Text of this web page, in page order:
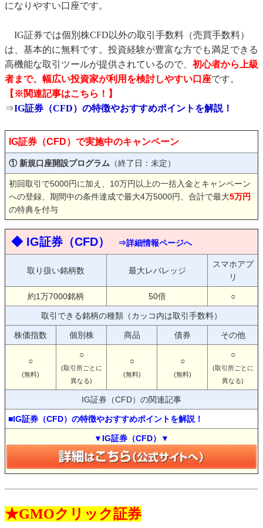
になりやすい口座です。
IG証券では個別株CFD以外の取引手数料（売買手数料）
は、基本的に無料です。投資経験が豊富な方でも満足できる
高機能な取引ツールが提供されているので、 初心者から上級
者まで、幅広い投資家が利用を検討しやすい口座です。
【※関連記事はこちら！】
⇒IG証券（CFD）の特徴やおすすめポイントを解説！
IG証券（CFD）で実施中のキャンペーン
① 新規口座開設プログラム （終了日：未定）
初回取引で5000円に加え、10万円以上の一括入金とキャンペーン
への登録、期間中の条件達成で最大4万5000円、合計で最大5万円
の特典を付与
◆ IG証券（CFD） ⇒詳細情報ページへ
取り扱い銘柄数 最大レバレッジ
スマホアプ
リ
約1万7000銘柄 50倍 ○
取引できる銘柄の種類（カッコ内は取引手数料）
株価指数 個別株 商品 債券 その他
○
(無料)
○
(取引所ごとに
異なる)
○
(無料)
○
(無料)
○
(取引所ごとに
異なる)
IG証券（CFD）の関連記事
■IG証券（CFD）の特徴やおすすめポイントを解説！
▼IG証券（CFD）▼
★GMOクリック証券